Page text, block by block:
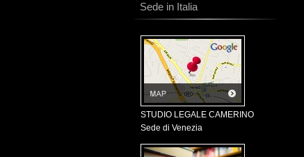
Sede in Italia
STUDIO LEGALE CAMERINO
Sede di Venezia